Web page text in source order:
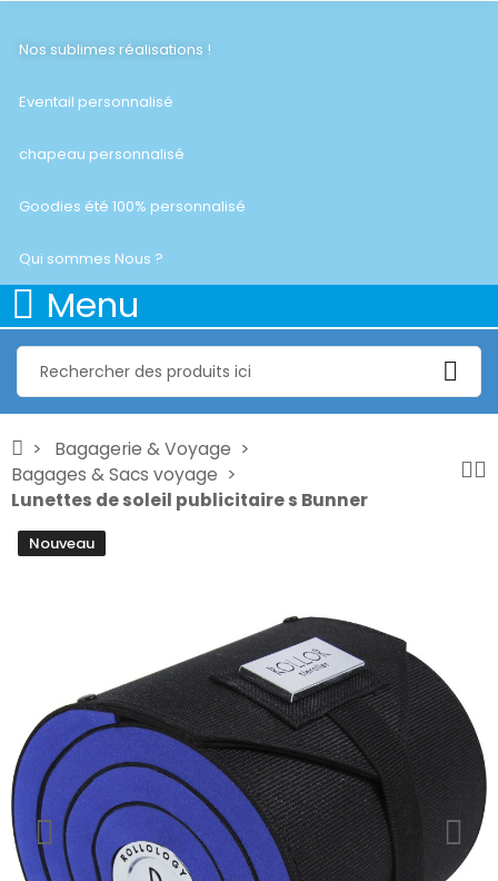
Nos sublimes réalisations !
Eventail personnalisé
chapeau personnalisé
Goodies été 100% personnalisé
Qui sommes Nous ?
Menu
Bagagerie & Voyage
Bagages & Sacs voyage
Lunettes de soleil publicitaire s Bunner
Nouveau